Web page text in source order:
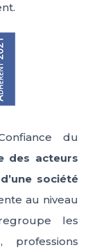
du
des acteurs
société
au niveau
les
professions